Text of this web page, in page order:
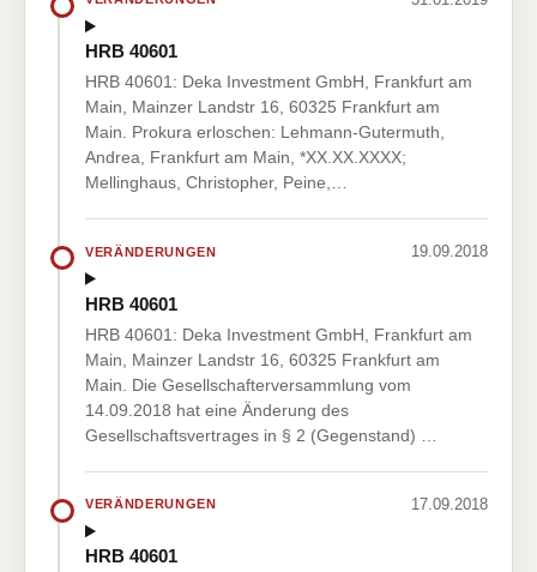
HRB 40601
HRB 40601: Deka Investment GmbH, Frankfurt am
Main, Mainzer Landstr 16, 60325 Frankfurt am
Main. Prokura erloschen: Lehmann-Gutermuth,
Andrea, Frankfurt am Main, *XX.XX.XXXX;
Mellinghaus, Christopher, Peine,…
VERÄNDERUNGEN 19.09.2018
HRB 40601
HRB 40601: Deka Investment GmbH, Frankfurt am
Main, Mainzer Landstr 16, 60325 Frankfurt am
Main. Die Gesellschafterversammlung vom
14.09.2018 hat eine Änderung des
Gesellschaftsvertrages in § 2 (Gegenstand) …
VERÄNDERUNGEN 17.09.2018
HRB 40601